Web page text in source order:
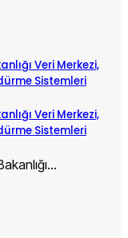
Veri Merkezi,
Sistemleri
Veri Merkezi,
Sistemleri